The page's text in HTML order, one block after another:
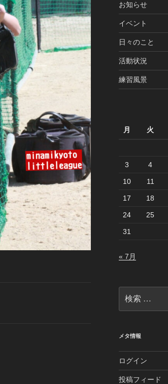
お知らせ
イベント
日々のこと
活動状況
練習風景
月 火
3 4
10 11
17 18
24 25
31
« 7月
索:
メタ情報
ログイン
投稿フィード